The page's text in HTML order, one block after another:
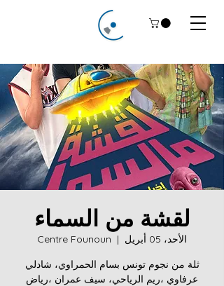
لقشة من السماء
الأحد، 05 أبريل
  |
Centre Founoun
ثلة من نجوم تونس بسام الحمراوي، شادلي
عرفاوي ،ريم الرياحي، سيف عمران ،رياض